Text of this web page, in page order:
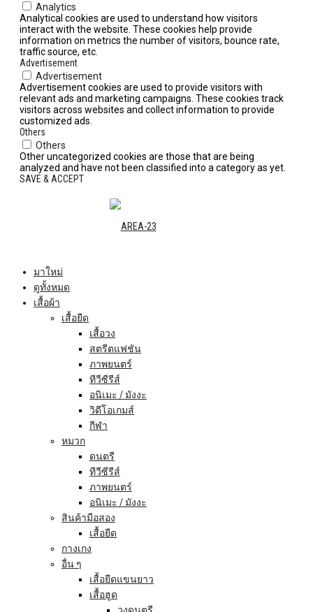
Analytics
Analytical cookies are used to understand how visitors
interact with the website. These cookies help provide
information on metrics the number of visitors, bounce rate,
traffic source, etc.
Advertisement
Advertisement
Advertisement cookies are used to provide visitors with
relevant ads and marketing campaigns. These cookies track
visitors across websites and collect information to provide
customized ads.
Others
Others
Other uncategorized cookies are those that are being
analyzed and have not been classified into a category as yet.
SAVE & ACCEPT
มาใหม่
ดูทั้งหมด
เสื้อผ้า
เสื้อยืด
เสื้อวง
สตรีตแฟชัน
ภาพยนตร์
ทีวีซีรีส์
อนิเมะ / มังงะ
วิดีโอเกมส์
กีฬา
หมวก
ดนตรี
ทีวีซีรีส์
ภาพยนตร์
อนิเมะ / มังงะ
สินค้ามือสอง
เสื้อยืด
กางเกง
อื่น ๆ
เสื้อยืดแขนยาว
เสื้อฮูด
วงดนตรี